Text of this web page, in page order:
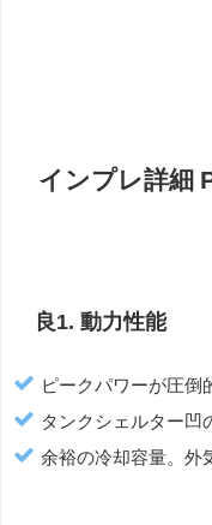
インプレ詳細
良1. 動力性能
ピークパワーが圧倒
タンクシェルター凹
余裕の冷却容量。